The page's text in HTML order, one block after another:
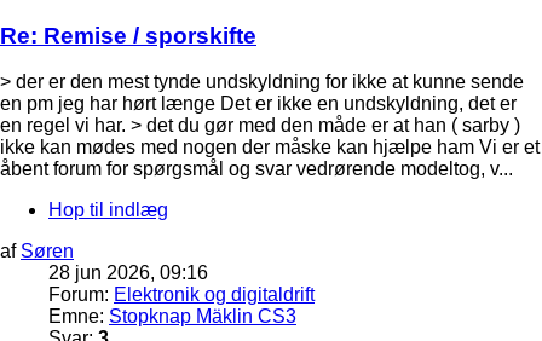
Re: Remise / sporskifte
> der er den mest tynde undskyldning for ikke at kunne sende
en pm jeg har hørt længe Det er ikke en undskyldning, det er
en regel vi har. > det du gør med den måde er at han ( sarby )
ikke kan mødes med nogen der måske kan hjælpe ham Vi er et
åbent forum for spørgsmål og svar vedrørende modeltog, v...
Hop til indlæg
af Søren
28 jun 2026, 09:16
Forum: Elektronik og digitaldrift
Emne: Stopknap Mäklin CS3